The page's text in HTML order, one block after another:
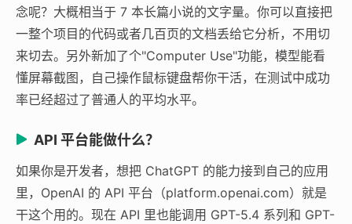
念呢？大概相当于 7 本长篇小说的文字量。你可以直接把
一整个项目的代码或者几百页的文档丢给它分析，不用切
来切去。另外新加了个"Computer Use"功能，模型能看
懂屏幕截图，自己操作鼠标键盘帮你干活，在测试中成功
率已经超过了普通人的平均水平。
API 平台能做什么？
如果你是开发者，想把 ChatGPT 的能力接到自己的应用
里，OpenAI 的 API 平台（platform.openai.com）就是
干这个用的。现在 API 里也能调用 GPT-5.4 系列和 GPT-